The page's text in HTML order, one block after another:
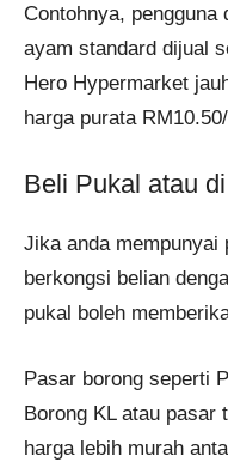
Contohnya, pengguna
ayam standard dijual
Hero Hypermarket
harga purata
Beli Pukal atau
Jika anda mempunyai
berkongsi belian
pukal boleh
Pasar borong seperti
Borong KL atau pasar
harga lebih murah